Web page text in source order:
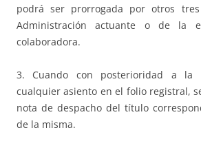
podrá ser prorrogada por otros
Administración actuante o de la
colaboradora.
3. Cuando con posterioridad a la
cualquier asiento en el folio registral,
nota de despacho del título
de la misma.